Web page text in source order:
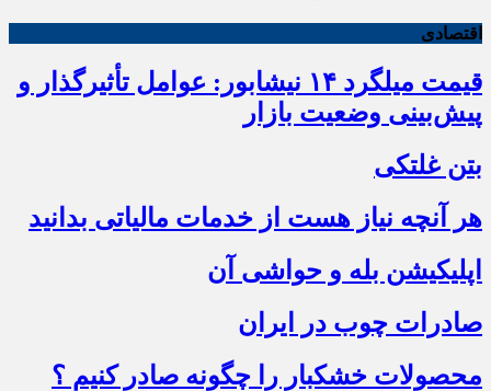
اقتصادی
قیمت میلگرد ۱۴ نیشابور: عوامل تأثیرگذار و
پیش‌بینی وضعیت بازار
بتن غلتکی
هر آنچه نیاز هست از خدمات مالیاتی بدانید
اپلیکیشن بله و حواشی آن
صادرات چوب در ایران
محصولات خشکبار را چگونه صادر کنیم ؟